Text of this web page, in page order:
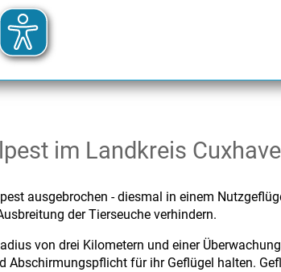
im Landkreis
ausgebrochen - diesmal in einem
der Tierseuche verhindern.
von drei Kilometern und einer
für ihr Geflügel halten.